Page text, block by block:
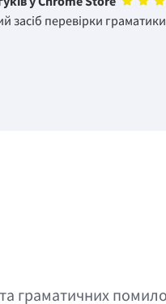
засіб перевірки
граматичних